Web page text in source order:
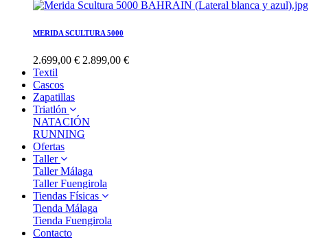
MERIDA SCULTURA 5000
2.699,00 € 2.899,00 €
Textil
Cascos
Zapatillas
Triatlón
NATACIÓN
RUNNING
Ofertas
Taller
Taller Málaga
Taller Fuengirola
Tiendas Físicas
Tienda Málaga
Tienda Fuengirola
Contacto